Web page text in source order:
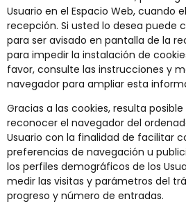
Usuario en el Espacio Web, cuando
recepción. Si usted lo desea puede
para ser avisado en pantalla de la
para impedir la instalación de
favor, consulte las instrucciones y
navegador para ampliar esta
Gracias a las cookies, resulta
reconocer el navegador del
Usuario con la finalidad de facilitar
preferencias de navegación u
los perfiles demográficos de los
medir las visitas y parámetros del
progreso y número de entradas.